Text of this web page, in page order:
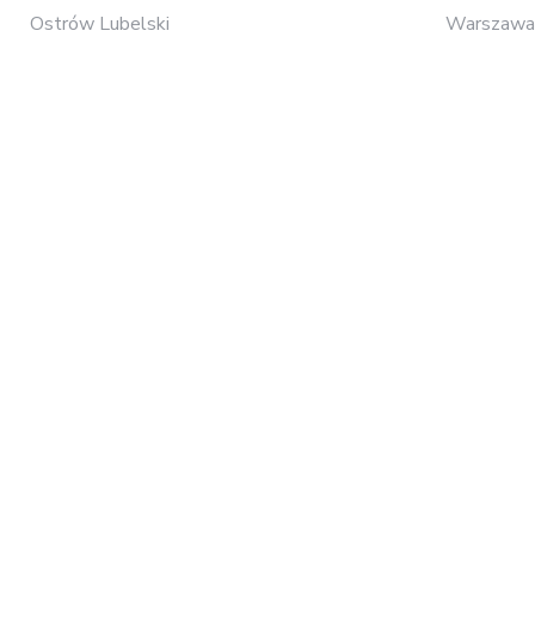
Ostrów Lubelski Warszawa